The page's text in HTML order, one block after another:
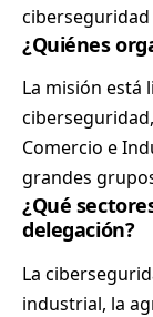
ciberseguridad
¿Quiénes
La misión está
Comercio e
grandes
¿Qué
delegación?
La
industrial, la